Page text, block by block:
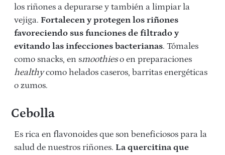
los riñones a depurarse y también a limpiar la
vejiga. Fortalecen y protegen los riñones
favoreciendo sus funciones de filtrado y
evitando las infecciones bacterianas. Tómales
como snacks, en smoothieso en preparaciones
healthycomo helados caseros, barritas energéticas
o zumos.
Cebolla
Es rica en flavonoides que son beneficiosos para la
salud de nuestros riñones. La quercitina que